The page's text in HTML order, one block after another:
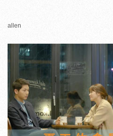
allen